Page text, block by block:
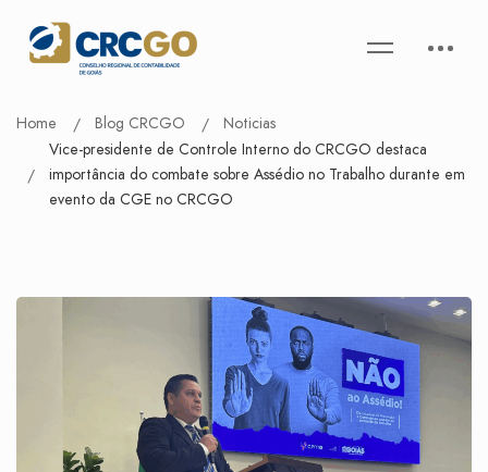
Home Blog CRCGO
Noticias
Vice-presidente de Controle Interno do CRCGO destaca
importância do combate sobre Assédio no Trabalho durante em
evento da CGE no CRCGO